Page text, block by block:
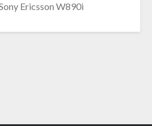
Ericsson W890i